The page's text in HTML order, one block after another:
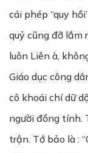
cái phép “quy
quỷ cũng đỡ lắm
luôn Liên à,
Giáo dục công
cô khoái chí dữ
người đồng tính.
trận. Tớ bảo là :